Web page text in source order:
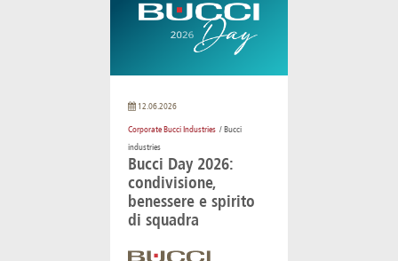
12.06.2026
Corporate Bucci Industries / Bucci
industries
Bucci Day 2026:
condivisione,
benessere e spirito
di squadra